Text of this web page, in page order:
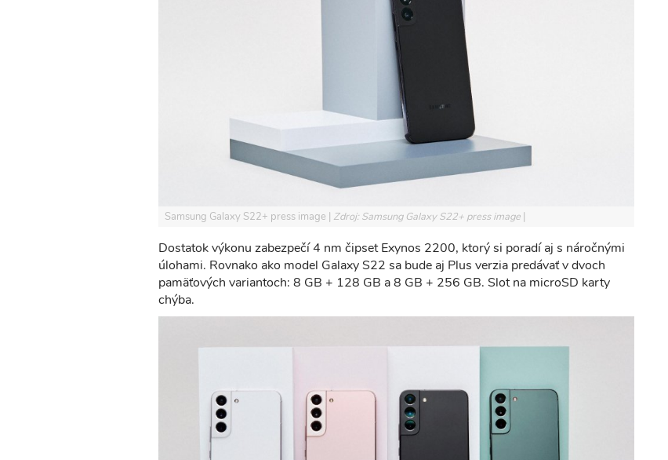
Samsung Galaxy S22+ press image Zdroj: Samsung Galaxy S22+ press image
Dostatok výkonu zabezpečí 4 nm čipset Exynos 2200, ktorý si poradí aj s náročnými
úlohami. Rovnako ako model Galaxy S22 sa bude aj Plus verzia predávať v dvoch
pamäťových variantoch: 8 GB + 128 GB a 8 GB + 256 GB. Slot na microSD karty
chýba.